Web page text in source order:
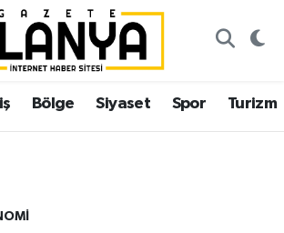
Bölge Siyaset Spor Turizm
Eczaneler
Durumu
Durumu ve Fikstür